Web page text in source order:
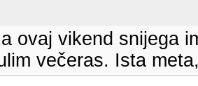
ovaj vikend snijega
večeras. Ista